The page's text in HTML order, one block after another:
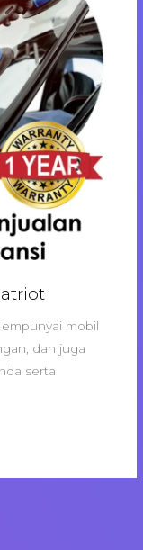
mobil
dan juga
serta